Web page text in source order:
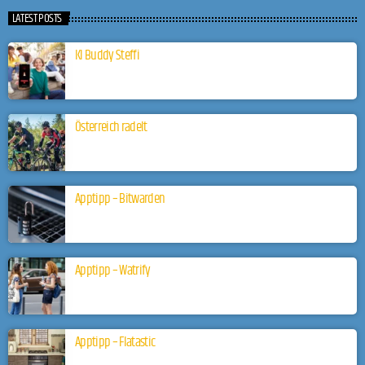
LATEST POSTS
KI Buddy Steffi
Österreich radelt
Apptipp – Bitwarden
Apptipp – Watrify
Apptipp – Flatastic